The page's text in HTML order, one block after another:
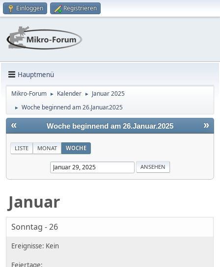
Einloggen Registrieren
Hauptmenü
Mikro-Forum ► Kalender ► Januar 2025
► Woche beginnend am 26.Januar.2025
« »
Woche beginnend am 26.Januar.2025
LISTE MONAT WOCHE
Januar
Sonntag - 26